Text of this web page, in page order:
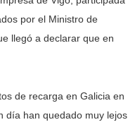
por el Ministro de
llegó a declarar que en
de recarga en Galicia en
día han quedado muy lejos